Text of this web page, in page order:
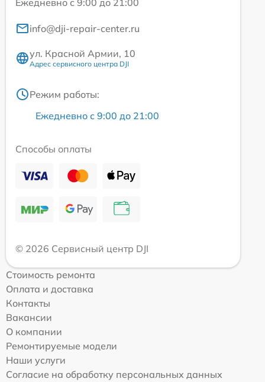
Ежедневно с 9:00 до 21:00
info@dji-repair-center.ru
ул. Красной Армии, 10
Адрес сервисного центра DJI
Режим работы:
Ежедневно с 9:00 до 21:00
Способы оплаты
© 2026 Сервисный центр DJI
Стоимость ремонта
Оплата и доставка
Контакты
Вакансии
О компании
Ремонтируемые модели
Наши услуги
Согласие на обработку персональных данных